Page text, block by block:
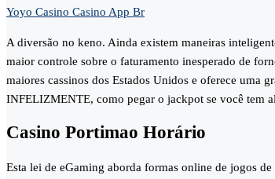
Yoyo Casino Casino App Br
A diversão no keno. Ainda existem maneiras
maior controle sobre o faturamento inesperado de
maiores cassinos dos Estados Unidos e oferece uma
INFELIZMENTE, como pegar o jackpot se você tem
Casino Portimao Horário
Esta lei de eGaming aborda formas online de jogos